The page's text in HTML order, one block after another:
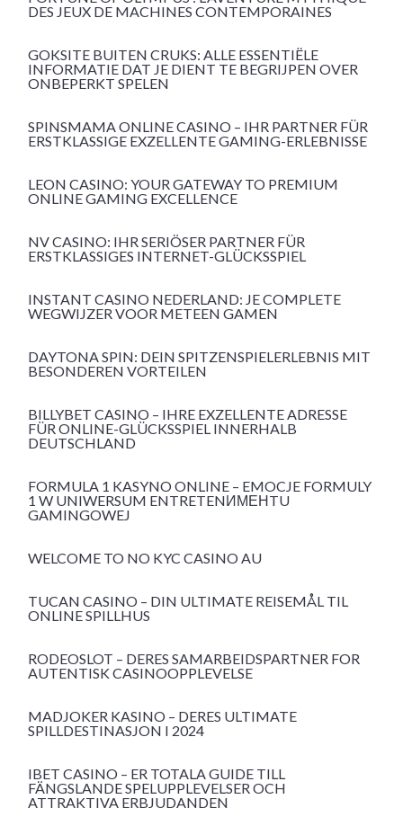
DES JEUX DE MACHINES CONTEMPORAINES
GOKSITE BUITEN CRUKS: ALLE ESSENTIËLE
INFORMATIE DAT JE DIENT TE BEGRIJPEN OVER
ONBEPERKT SPELEN
SPINSMAMA ONLINE CASINO – IHR PARTNER FÜR
ERSTKLASSIGE EXZELLENTE GAMING-ERLEBNISSE
LEON CASINO: YOUR GATEWAY TO PREMIUM
ONLINE GAMING EXCELLENCE
NV CASINO: IHR SERIÖSER PARTNER FÜR
ERSTKLASSIGES INTERNET-GLÜCKSSPIEL
INSTANT CASINO NEDERLAND: JE COMPLETE
WEGWIJZER VOOR METEEN GAMEN
DAYTONA SPIN: DEIN SPITZENSPIELERLEBNIS MIT
BESONDEREN VORTEILEN
BILLYBET CASINO – IHRE EXZELLENTE ADRESSE
FÜR ONLINE-GLÜCKSSPIEL INNERHALB
DEUTSCHLAND
FORMULA 1 KASYNO ONLINE – EMOCJE FORMULY
1 W UNIWERSUM ENTRETENИМЕНTU
GAMINGOWEJ
WELCOME TO NO KYC CASINO AU
TUCAN CASINO – DIN ULTIMATE REISEMÅL TIL
ONLINE SPILLHUS
RODEOSLOT – DERES SAMARBEIDSPARTNER FOR
AUTENTISK CASINOOPPLEVELSE
MADJOKER KASINO – DERES ULTIMATE
SPILLDESTINASJON I 2024
IBET CASINO – ER TOTALA GUIDE TILL
FÄNGSLANDE SPELUPPLEVELSER OCH
ATTRAKTIVA ERBJUDANDEN